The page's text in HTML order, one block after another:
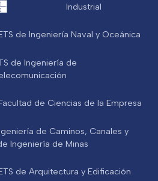
Industrial
de Ingeniería Naval y Oceánica
de Ingeniería de
de Ciencias de la Empresa
de Caminos, Canales y
Ingeniería de Minas
de Arquitectura y Edificación